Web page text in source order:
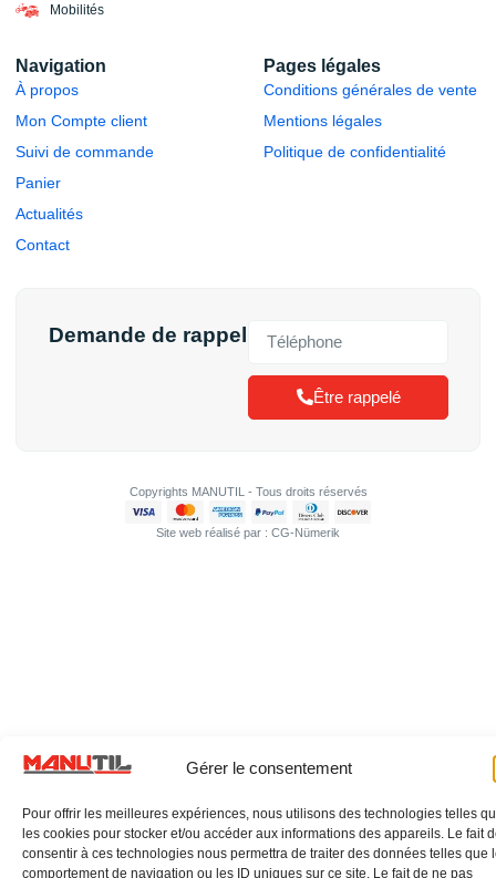
Gérer le consentement
Pour offrir les meilleures expériences, nous utilisons des technologies telles
les cookies pour stocker et/ou accéder aux informations des appareils. Le fait
consentir à ces technologies nous permettra de traiter des données telles que
comportement de navigation ou les ID uniques sur ce site. Le fait de ne pas
Mobilités
Navigation
À propos
Mon Compte client
Suivi de commande
Panier
Actualités
Contact
Pages légales
Conditions générales de vente
Mentions légales
Politique de confidentialité
Demande de rappel
Être rappelé
Copyrights MANUTIL - Tous droits réservés
Site web réalisé par : CG-Nümerik